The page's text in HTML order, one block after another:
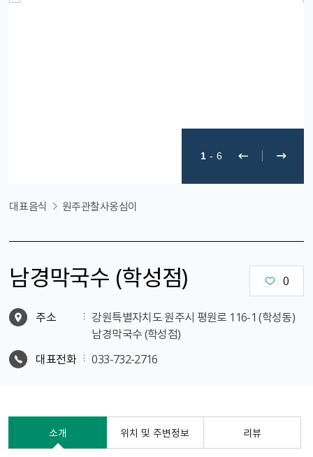
1 - 6
대표음식 원주관찰사옹심이
남경막국수 (학성점) 0
주소
강원특별자치도 원주시 평원로 116-1 (학성동)
남경막국수 (학성점)
대표전화
033-732-2716
소개 위치 및 주변정보 리뷰